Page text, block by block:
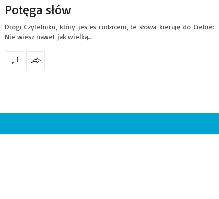
Potęga słów
Drogi Czytelniku, który jesteś rodzicem, te słowa kieruję do Ciebie:
Nie wiesz nawet jak wielką…